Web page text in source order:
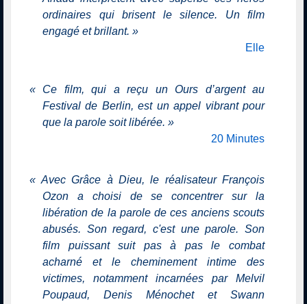
ordinaires qui brisent le silence. Un film
engagé et brillant. »
Elle
« Ce film, qui a reçu un Ours d’argent au
Festival de Berlin, est un appel vibrant pour
que la parole soit libérée. »
20 Minutes
«Avec Grâce à Dieu, le réalisateur François
Ozon a choisi de se concentrer sur la
libération de la parole de ces anciens scouts
abusés. Son regard, c'est une parole. Son
film puissant suit pas à pas le combat
acharné et le cheminement intime des
victimes, notamment incarnées par Melvil
Poupaud, Denis Ménochet et Swann